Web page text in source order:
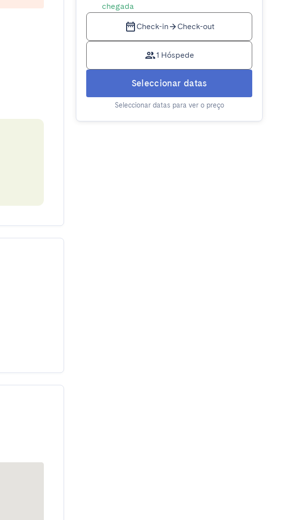
chegada
Check-in Check-out
1 Hóspede
Seleccionar datas
Seleccionar datas para ver o preço